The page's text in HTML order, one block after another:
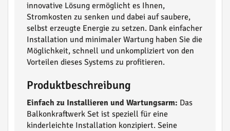
innovative Lösung ermöglicht es Ihnen,
Stromkosten zu senken und dabei auf saubere,
selbst erzeugte Energie zu setzen. Dank einfacher
Installation und minimaler Wartung haben Sie die
Möglichkeit, schnell und unkompliziert von den
Vorteilen dieses Systems zu profitieren.
Produktbeschreibung
Einfach zu Installieren und Wartungsarm: Das
Balkonkraftwerk Set ist speziell für eine
kinderleichte Installation konzipiert. Seine